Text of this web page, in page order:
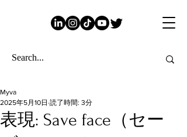
表現: Save face（セー
Myva
2025年5月10日 読了時間: 3分